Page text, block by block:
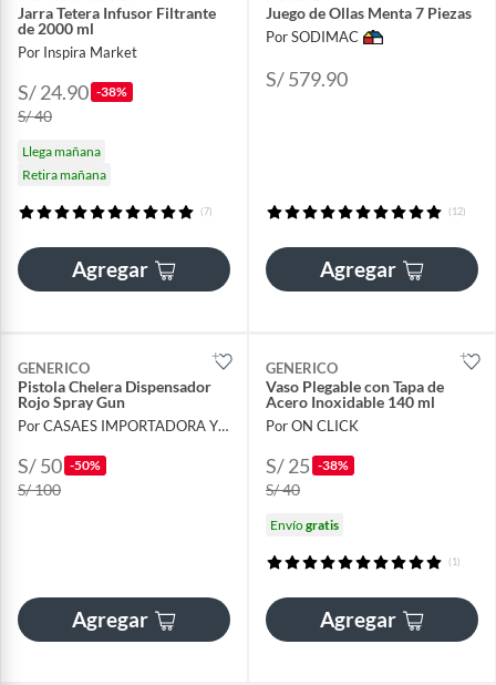
Jarra Tetera Infusor Filtrante
de 2000 ml
Por Inspira Market
S/ 24.90 -38%
S/ 40
Llega mañana
Retira mañana
(7)
Agregar
Juego de Ollas Menta 7 Piezas
Por SODIMAC
S/ 579.90
(12)
Agregar
GENERICO
Pistola Chelera Dispensador
Rojo Spray Gun
Por CASAES IMPORTADORA Y DISTRIBUIDORA SAC
S/ 50 -50%
S/ 100
Agregar
GENERICO
Vaso Plegable con Tapa de
Acero Inoxidable 140 ml
Por ON CLICK
S/ 25 -38%
S/ 40
Envíogratis
(1)
Agregar